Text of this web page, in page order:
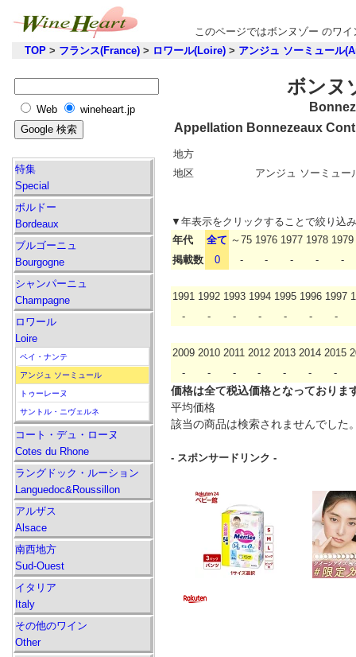
このページではボンヌゾー のワ
TOP > フランス(France) > ロワール(Loire) > アンジュ ソーミュール
ボンヌ
Appellation Bonnezeaux
地方
地区
アンジュ ソーミュー
▼年表示をクリックすることで絞り込
年代
全て ～75 1976 1977 1978 1979
掲載数
0 - - - - -
1991 1992 1993 1994 1995 1996 1997
-
- - - - - -
2009 2010 2011 2012 2013 2014 2015
-
- - - - - -
価格は全て税込価格となっておりま
平均価格
該当の商品は検索されませんでした
- スポンサードリンク -
Web wineheart.jp
特集
Special
ボルドー
Bordeaux
ブルゴーニュ
Bourgogne
シャンパーニュ
Champagne
ロワール
Loire
ペイ・ナンテ
アンジュ ソーミュール
トゥーレーヌ
サントル・ニヴェルネ
コート・デュ・ローヌ
Cotes du Rhone
ラングドック・ルーション
Languedoc&Roussillon
アルザス
Alsace
南西地方
Sud-Ouest
イタリア
Italy
その他のワイン
Other